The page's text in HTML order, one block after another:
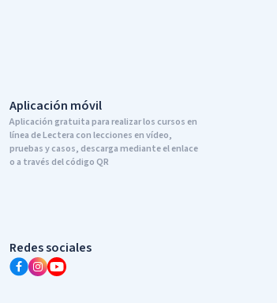
Aplicación móvil
Aplicación gratuita para realizar los cursos en
línea de Lectera con lecciones en vídeo,
pruebas y casos, descarga mediante el enlace
o a través del código QR
Redes sociales